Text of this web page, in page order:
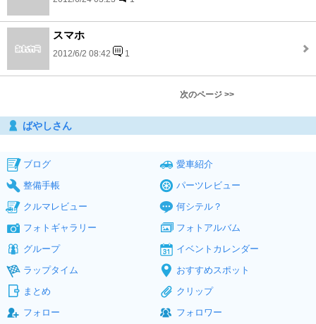
スマホ
2012/6/2 08:42 1
次のページ >>
ばやしさん
ブログ
愛車紹介
整備手帳
パーツレビュー
クルマレビュー
何シテル？
フォトギャラリー
フォトアルバム
グループ
イベントカレンダー
ラップタイム
おすすめスポット
まとめ
クリップ
フォロー
フォロワー